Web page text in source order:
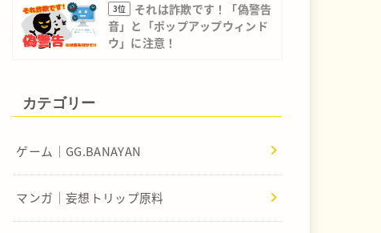
3位
それは詐欺です！「偽警告
音」と「ポップアップウィンド
ウ」に注意！
カテゴリー
ゲーム｜GG.BANAYAN
マンガ｜妄想トリップ原料